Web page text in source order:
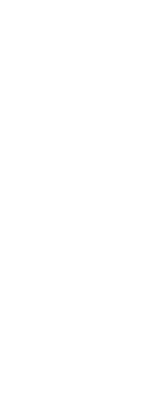
届けてくだ
んの持つ親
より多くの
SNSで培わ
っかけにも